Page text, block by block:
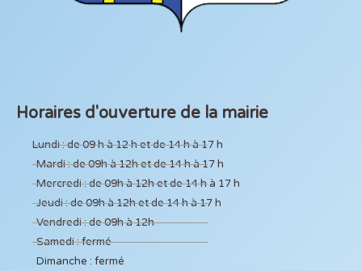
Horaires d'ouverture de la mairie
Lundi : de 09 h à 12 h et de 14 h à 17 h
Mardi : de 09h à 12h et de 14 h à 17 h
Mercredi : de 09h à 12h et de 14 h à 17 h
Jeudi : de 09h à 12h et de 14 h à 17 h
Vendredi : de 09h à 12h
Samedi : fermé
Dimanche : fermé